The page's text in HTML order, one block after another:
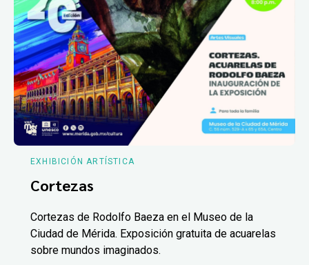
EXHIBICIÓN ARTÍSTICA
Cortezas
Cortezas de Rodolfo Baeza en el Museo de la
Ciudad de Mérida. Exposición gratuita de acuarelas
sobre mundos imaginados.